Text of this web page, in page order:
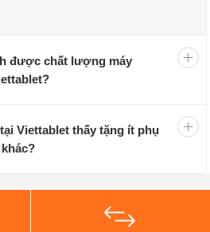
trên toàn quốc cùng chất
qua chu trình kiểm định chất
(iPhone đã qua sử dụng):
kĩ lưỡng tuyển chọn những
được chất lượng máy
Viettablet thấy tặng ít phụ